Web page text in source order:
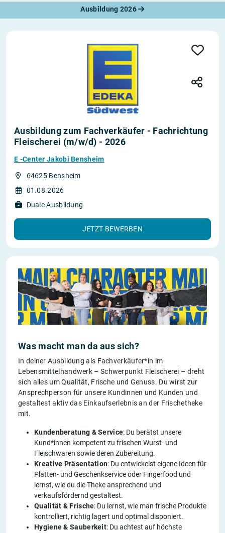
Ausbildung 2026
Ausbildung zum Fachverkäufer - Fachrichtung
Fleischerei (m/w/d) - 2026
E -Center Jakobi Bensheim
64625 Bensheim
01.08.2026
Duale Ausbildung
JETZT BEWERBEN
Was macht man da aus sich?
In deiner Ausbildung als Fachverkäufer*in im
Lebensmittelhandwerk – Schwerpunkt Fleischerei – dreht
sich alles um Qualität, Frische und Genuss. Du wirst zur
Ansprechperson für unsere Kundinnen und Kunden und
gestaltest aktiv das Einkaufserlebnis an der Frischetheke
mit.
Kundenberatung & Service: Du berätst unsere
Kund*innen kompetent zu frischen Wurst- und
Fleischwaren sowie deren Zubereitung.
Kreative Präsentation: Du entwickelst eigene Ideen für
Platten- und Geschenkservice oder Fingerfood und
lernst, wie du die Theke ansprechend und
verkaufsfördernd gestaltest.
Qualität & Frische: Du lernst, wie man frische Produkte
kontrolliert, richtig lagert und optimal disponiert.
Hygiene & Sauberkeit: Du achtest auf höchste